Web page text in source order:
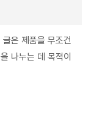
은 제품을 무조건
나누는 데 목적이